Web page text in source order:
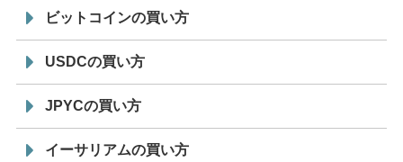
ビットコインの買い方
USDCの買い方
JPYCの買い方
イーサリアムの買い方